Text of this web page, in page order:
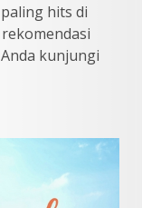
hits di
kunjungi